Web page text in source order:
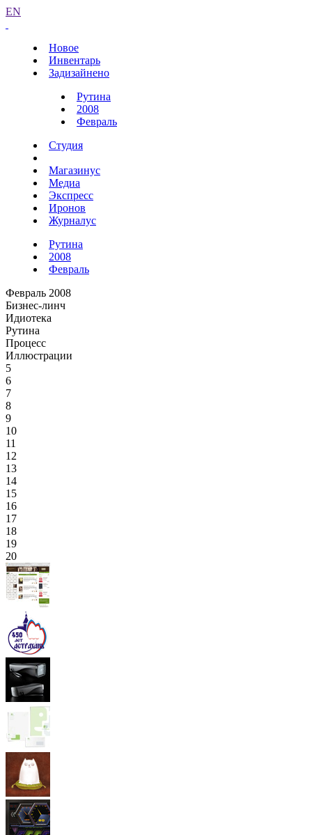
EN
Новое
Инвентарь
Задизайнено
Рутина
2008
Февраль
Студия
Магазинус
Медиа
Экспресс
Иронов
Журналус
Рутина
2008
Февраль
Февраль 2008
Бизнес-линч
Идиотека
Рутина
Процесс
Иллюстрации
5
6
7
8
9
10
11
12
13
14
15
16
17
18
19
20